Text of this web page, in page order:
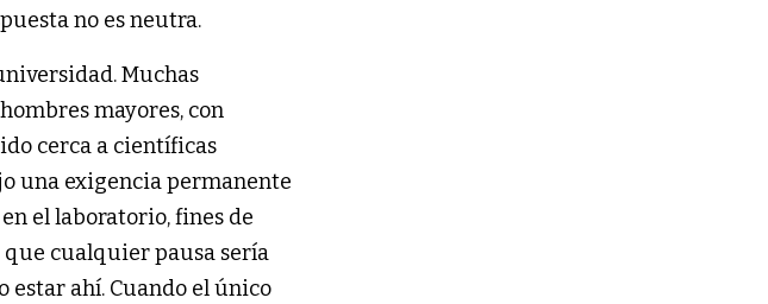
no es neutra.
Muchas
mayores, con
cerca a científicas
una exigencia permanente
el laboratorio, fines de
que cualquier pausa sería
estar ahí. Cuando el único